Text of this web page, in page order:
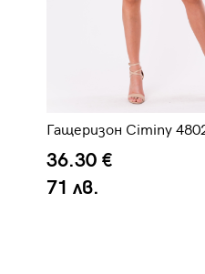
Гащеризон Ciminy
36.30 €
71 лв.